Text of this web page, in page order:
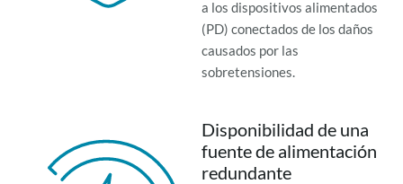
a los dispositivos alimentados
(PD) conectados de los daños
causados por las
sobretensiones.
Disponibilidad de una
fuente de alimentación
redundante